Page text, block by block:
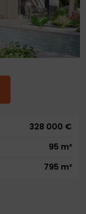
328 000 €
95 m²
795 m²